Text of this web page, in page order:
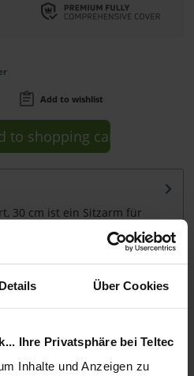
Details Über Cookies
Ihre Privatsphäre bei Teltec
Inhalte und Anzeigen zu
Add to wishlist
to shopping cart
30 cm ist ein Sitzarm für
Information